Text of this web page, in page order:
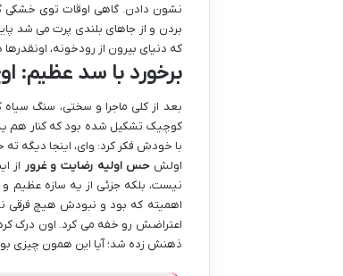
نشون دادن. گاهی اوقات توی خشکی
بردن و از جاهای بلندی پرت می شد
که دنیای بیرون از رودخونه،
برخورد با سد عظیم:
بعد از کلی ماجرا و سختی، سنگ
کوچیک تشکیل شده بود که کنار هم
با خودش فکر کرد: وای، اینجا دیگه
اولشحس اولیه رضایت و غرور از
نیست، بلکه جزئی از یه سازه عظیم
اهمیته که بود و نبودش هیچ
اعتراضش رو خفه می کرد. اون درک
ذهنش زده شد؛ آیا این همون چیزی